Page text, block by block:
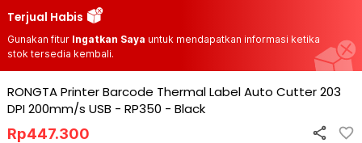
Terjual Habis
Gunakan fitur Ingatkan Saya untuk mendapatkan informasi ketika
stok tersedia kembali.
RONGTA Printer Barcode Thermal Label Auto Cutter 203
DPI 200mm/s USB - RP350 - Black
Rp447.300